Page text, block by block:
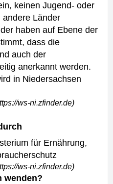
keinen Jugend- oder
andere Länder
haben auf Ebene der
dass die
auch der
anerkannt werden.
in Niedersachsen
ws-ni.zfinder.de)
für Ernährung,
ws-ni.zfinder.de)
wenden?